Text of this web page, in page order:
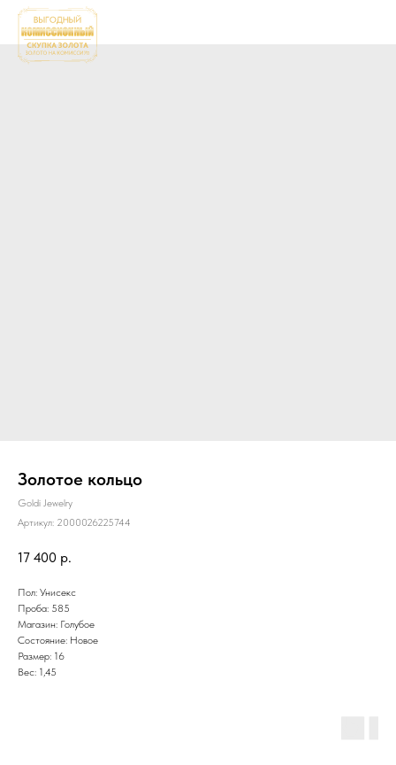
Золотое кольцо
Goldi Jewelry
Артикул: 2000026225744
17 400 р.
Пол: Унисекс
Проба: 585
Магазин: Голубое
Состояние: Новое
Размер: 16
Вес: 1,45